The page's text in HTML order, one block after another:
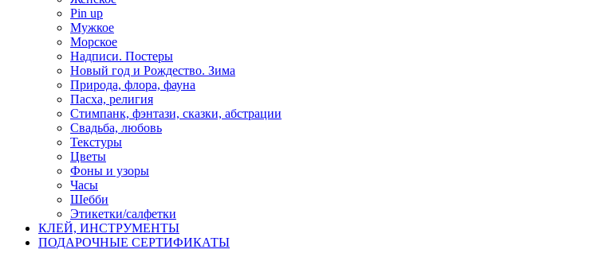
Pin up
Мужкое
Морское
Надписи. Постеры
Новый год и Рождество. Зима
Природа, флора, фауна
Пасха, религия
Стимпанк, фэнтази, сказки, абстрации
Свадьба, любовь
Текстуры
Цветы
Фоны и узоры
Часы
Шебби
Этикетки/салфетки
КЛЕЙ, ИНСТРУМЕНТЫ
ПОДАРОЧНЫЕ СЕРТИФИКАТЫ